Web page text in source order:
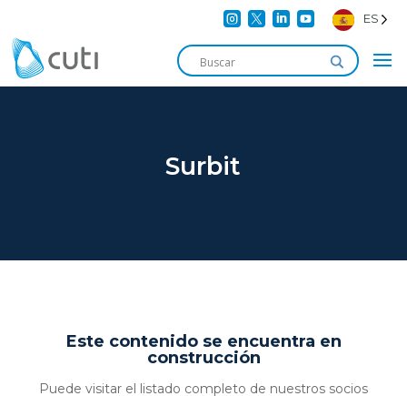
    ES
Surbit
Este contenido se encuentra en
construcción
Puede visitar el listado completo de nuestros socios